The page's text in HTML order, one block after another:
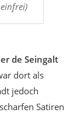
de Seingalt
dort als
jedoch
Satiren